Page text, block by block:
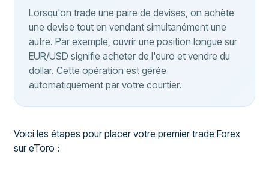
Lorsqu'on trade une paire de devises, on achète
une devise tout en vendant simultanément une
autre. Par exemple, ouvrir une position longue sur
EUR/USD signifie acheter de l'euro et vendre du
dollar. Cette opération est gérée
automatiquement par votre courtier.
Voici les étapes pour placer votre premier trade Forex
sur eToro :